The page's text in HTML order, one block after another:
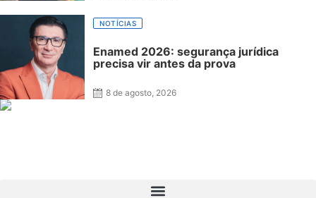
NOTÍCIAS
Enamed 2026: segurança jurídica
precisa vir antes da prova
8 de agosto, 2026